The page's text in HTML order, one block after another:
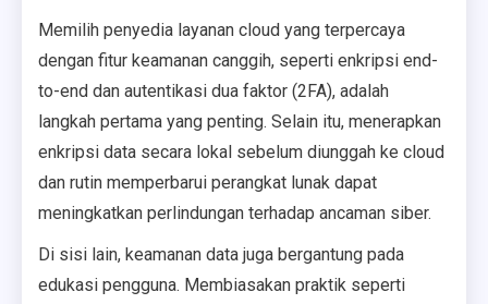
Memilih penyedia layanan cloud yang terpercaya
dengan fitur keamanan canggih, seperti enkripsi end-
to-end dan autentikasi dua faktor (2FA), adalah
langkah pertama yang penting. Selain itu, menerapkan
enkripsi data secara lokal sebelum diunggah ke cloud
dan rutin memperbarui perangkat lunak dapat
meningkatkan perlindungan terhadap ancaman siber.
Di sisi lain, keamanan data juga bergantung pada
edukasi pengguna. Membiasakan praktik seperti